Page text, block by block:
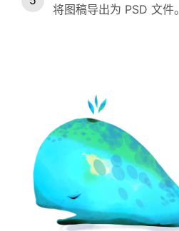
将图稿导出为 PSD 文件。